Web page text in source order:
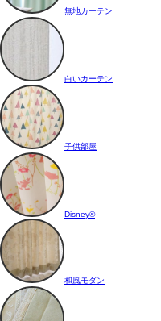
無地カーテン
白いカーテン
子供部屋
Disney®
和風モダン